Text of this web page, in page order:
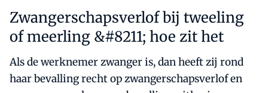
Zwangerschapsverlof bij tweeling
of meerling &#8211; hoe zit het
Als de werknemer zwanger is, dan heeft zij rond
haar bevalling recht op zwangerschapsverlof en